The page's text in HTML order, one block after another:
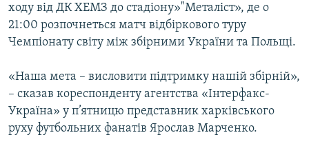
СПЕЦПРОЕКТИ
ДЕПОРТАЦІЯ
СВІДЧЕННЯ ОКУПАЦІЇ
УКРАЇНСЬКА ПРОБЛЕМА КРИМУ
ЯК ОБІЙТИ БЛОКУВАННЯ
Русский
Qırımtatar
ходу від ДК ХЕМЗ до стадіону»"Металіст», де о
21:00 розпочнеться матч відбіркового туру
Чемпіонату світу між збірними України та Польщі.
«Наша мета – висловити підтримку нашій збірній»,
– сказав кореспонденту агентства «Інтерфакс-
Україна» у п’ятницю представник харківського
руху футбольних фанатів Ярослав Марченко.